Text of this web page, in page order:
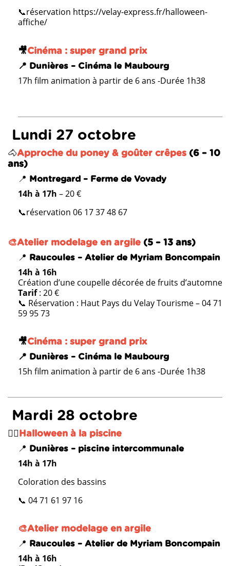
📞réservation https://velay-express.fr/halloween-
affiche/
🎥Cinéma : super grand prix
📍 Dunières – Cinéma le Maubourg
17h film animation à partir de 6 ans -Durée 1h38
Lundi 27 octobre
🐴Approche du poney & goûter crêpes (6 – 10
ans)
📍 Montregard – Ferme de Vovady
14h à 17h – 20 €
📞réservation 06 17 37 48 67
🎨Atelier modelage en argile (5 – 13 ans)
📍 Raucoules – Atelier de Myriam Boncompain
14h à 16h
Création d’une coupelle décorée de fruits d’automne
Tarif: 20 €
📞 Réservation : Haut Pays du Velay Tourisme – 04 71
59 95 73
🎥Cinéma : super grand prix
📍 Dunières – Cinéma le Maubourg
15h film animation à partir de 6 ans -Durée 1h38
Mardi 28 octobre
🏊‍♂️Halloween à la piscine
📍 Dunières – piscine intercommunale
14h à 17h
Coloration des bassins
📞 04 71 61 97 16
🎨Atelier modelage en argile
📍 Raucoules – Atelier de Myriam Boncompain
14h à 16h